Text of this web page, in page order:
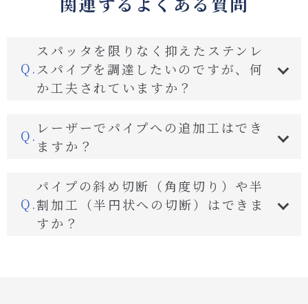
スパッタを限りなく抑えたステンレ
スパイプを調達したいのですが、何
か工夫されていますか？
レーザーでパイプへの追加工はでき
ますか？
パイプの斜め切断（角度切り）や半
割加工（半円状への切断）はできま
すか？